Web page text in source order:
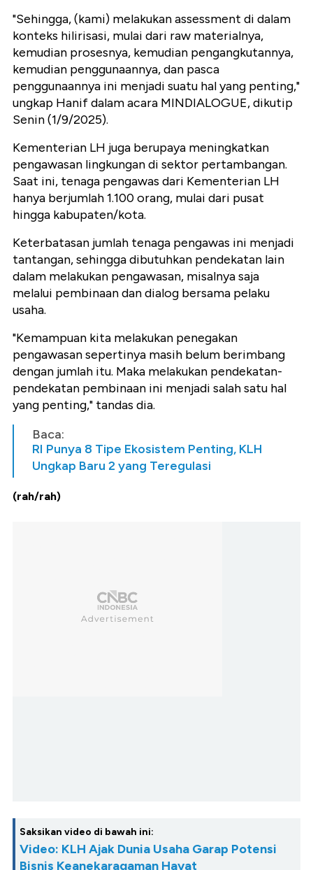
"Sehingga, (kami) melakukan assessment di dalam
konteks hilirisasi, mulai dari raw materialnya,
kemudian prosesnya, kemudian pengangkutannya,
kemudian penggunaannya, dan pasca
penggunaannya ini menjadi suatu hal yang penting,"
ungkap Hanif dalam acara MINDIALOGUE, dikutip
Senin (1/9/2025).
Kementerian LH juga berupaya meningkatkan
pengawasan lingkungan di sektor pertambangan.
Saat ini, tenaga pengawas dari Kementerian LH
hanya berjumlah 1.100 orang, mulai dari pusat
hingga kabupaten/kota.
Keterbatasan jumlah tenaga pengawas ini menjadi
tantangan, sehingga dibutuhkan pendekatan lain
dalam melakukan pengawasan, misalnya saja
melalui pembinaan dan dialog bersama pelaku
usaha.
"Kemampuan kita melakukan penegakan
pengawasan sepertinya masih belum berimbang
dengan jumlah itu. Maka melakukan pendekatan-
pendekatan pembinaan ini menjadi salah satu hal
yang penting," tandas dia.
Baca:
RI Punya 8 Tipe Ekosistem Penting, KLH
Ungkap Baru 2 yang Teregulasi
(rah/rah)
Saksikan video di bawah ini:
Video: KLH Ajak Dunia Usaha Garap Potensi
Bisnis Keanekaragaman Hayat